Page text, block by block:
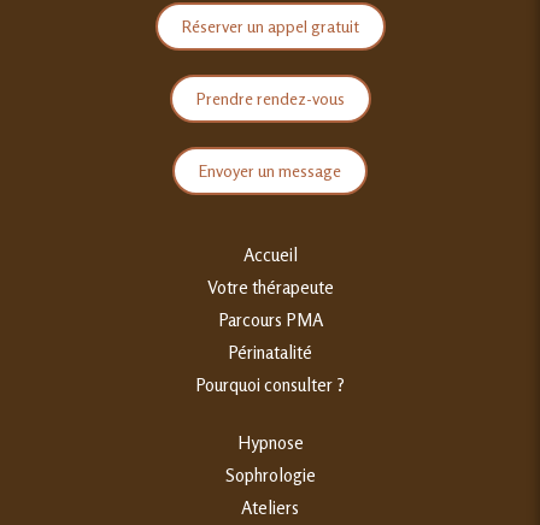
Réserver un appel gratuit
Prendre rendez-vous
Envoyer un message
Accueil
Votre thérapeute
Parcours PMA
Périnatalité
Pourquoi consulter ?
Hypnose
Sophrologie
Ateliers